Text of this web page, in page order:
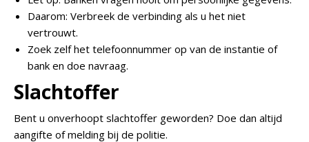
Daarom: Verbreek de verbinding als u het niet
vertrouwt.
Zoek zelf het telefoonnummer op van de instantie of
bank en doe navraag.
Slachtoffer
Bent u onverhoopt slachtoffer geworden? Doe dan altijd
aangifte of melding bij de politie.